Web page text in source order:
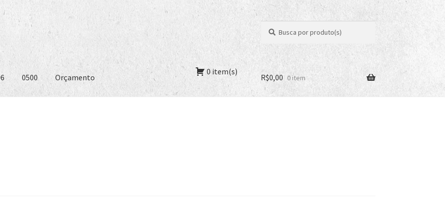
por:
0500 Orçamento
0 item(s)
R$0,00 0 item